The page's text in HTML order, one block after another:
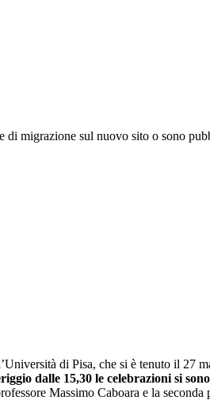
di migrazione sul nuovo sito o sono
di Pisa, che si è tenuto il 27
dalle 15,30 le celebrazioni si
Massimo Caboara e la seconda